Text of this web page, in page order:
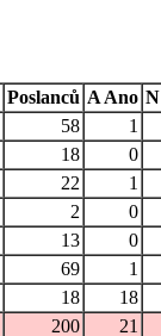
Poslanců A Ano N
58
1
18
0
22
1
2
0
13
0
69
1
18
18
200 21